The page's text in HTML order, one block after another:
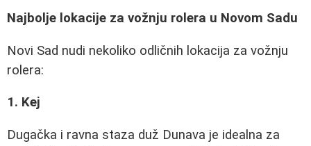
Najbolje lokacije za vožnju rolera u Novom Sadu
Novi Sad nudi nekoliko odličnih lokacija za vožnju
rolera:
1. Kej
Dugačka i ravna staza duž Dunava je idealna za